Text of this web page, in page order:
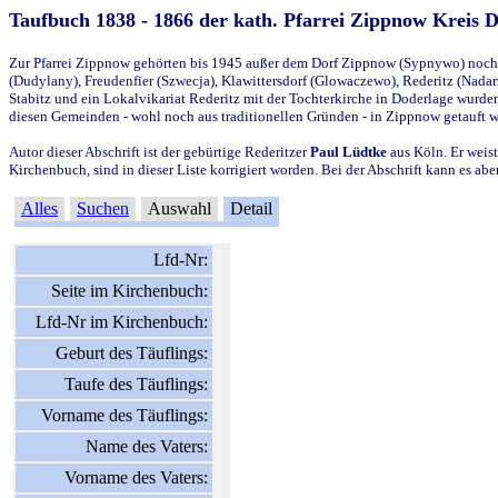
Taufbuch 1838 - 1866 der kath. Pfarrei Zippnow Kreis
Zur Pfarrei Zippnow gehörten bis 1945 außer dem Dorf Zippnow (Sypnywo)
(Dudylany), Freudenfier (Szwecja), Klawittersdorf (Glowaczewo), Rederitz
Stabitz und ein Lokalvikariat Rederitz mit der Tochterkirche in Doderlage
diesen Gemeinden - wohl noch aus traditionellen Gründen - in Zippnow getauft
Autor dieser Abschrift ist der gebürtige RederitzerPaul Lüdtke aus Köln. Er
Kirchenbuch, sind in dieser Liste korrigiert worden. Bei der Abschrift kann es
Alles Suchen Auswahl Detail
Lfd-Nr:
Seite im Kirchenbuch:
Lfd-Nr im Kirchenbuch:
Geburt des Täuflings:
Taufe des Täuflings:
Vorname des Täuflings:
Name des Vaters:
Vorname des Vaters: